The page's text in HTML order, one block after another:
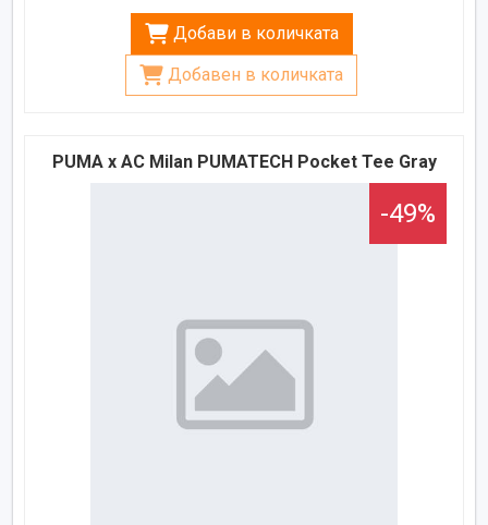
Добави в количката
Добавен в количката
PUMA x AC Milan PUMATECH Pocket Tee Gray
-49%